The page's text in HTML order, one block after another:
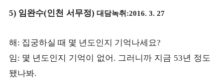
5) 임완수(인천 서무정) 대담녹취:2016. 3. 27
해: 집궁하실 때 몇 년도인지 기억나세요?
임: 몇 년도인지 기억이 없어. 그러니까 지금 53년 정도
됐나봐.